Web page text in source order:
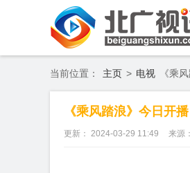
当前位置： 主页 > 电视 《乘
《乘风踏浪》今日开
更新： 2024-03-29 11:49 来源